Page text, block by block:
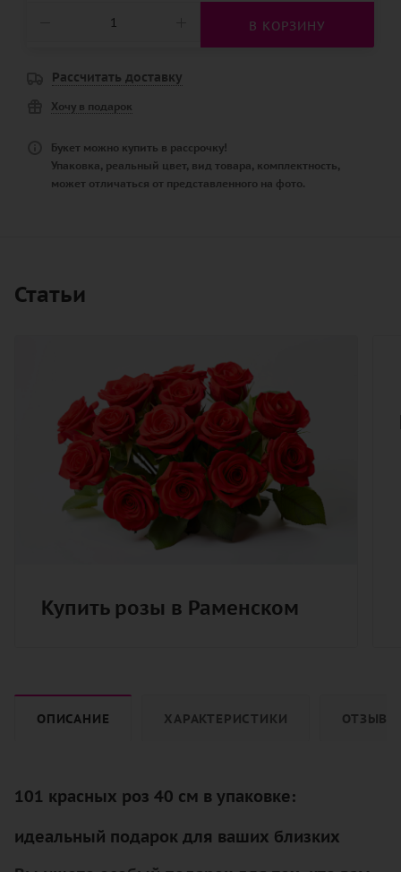
В КОРЗИНУ
Рассчитать доставку
Хочу в подарок
Букет можно купить в рассрочку!
Упаковка, реальный цвет, вид товара, комплектность,
может отличаться от представленного на фото.
Статьи
Купить розы в Раменском
ОПИСАНИЕ ХАРАКТЕРИСТИКИ ОТЗЫВЫ
101 красных роз 40 см в упаковке:
идеальный подарок для ваших близких